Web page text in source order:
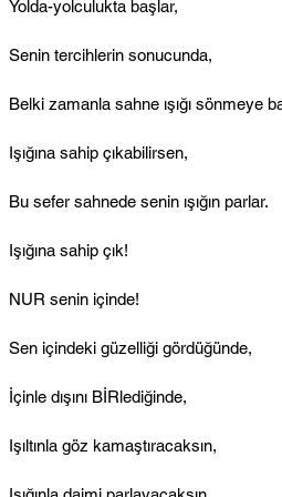
Yolda-yolculukta başlar,
Senin tercihlerin sonucunda,
Belki zamanla sahne ışığı sönmeye
Işığına sahip çıkabilirsen,
Bu sefer sahnede senin ışığın parlar.
Işığına sahip çık!
NUR senin içinde!
Sen içindeki güzelliği gördüğünde,
İçinle dışını BİRlediğinde,
Işıltınla göz kamaştıracaksın,